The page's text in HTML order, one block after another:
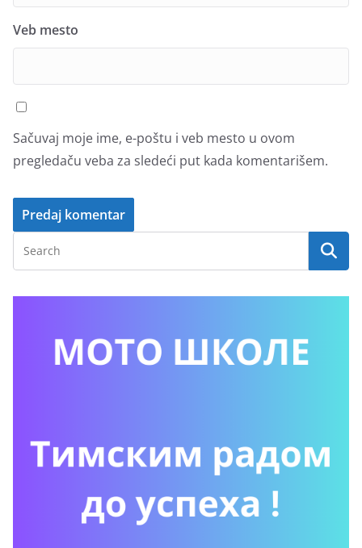
Veb mesto
Sačuvaj moje ime, e-poštu i veb mesto u ovom
pregledaču veba za sledeći put kada komentarišem.